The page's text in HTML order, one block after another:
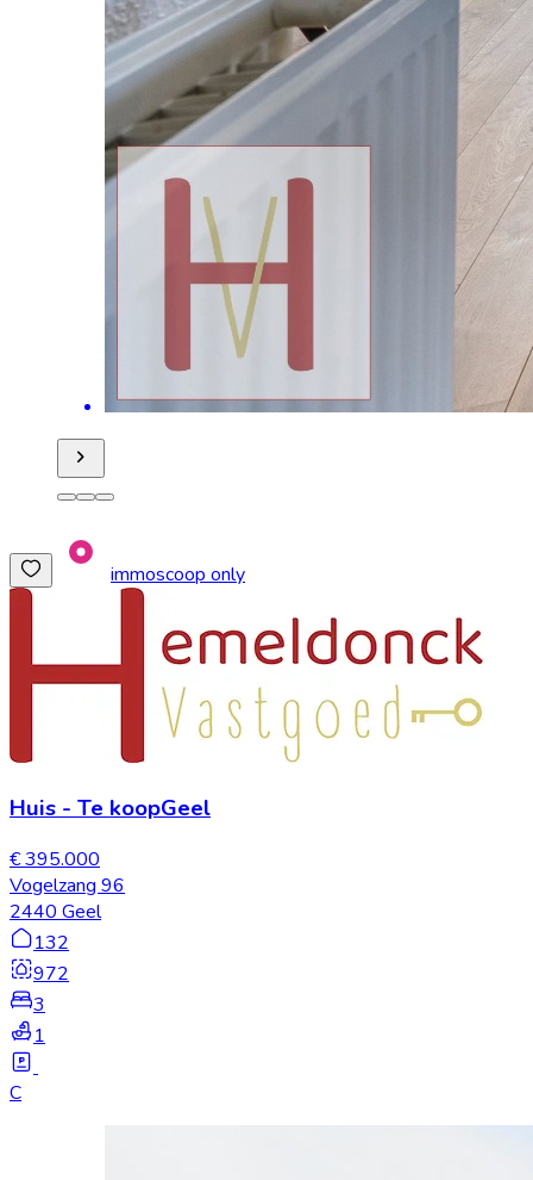
immoscoop only
Huis - Te koopGeel
€ 395.000
Vogelzang 96
2440 Geel
132
972
3
1
C